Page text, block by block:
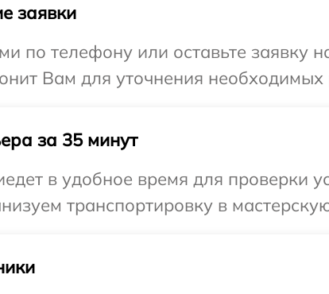
заявки
по телефону или оставьте заявку
Вам для уточнения
за 35 минут
в удобное время для проверки
транспортировку в